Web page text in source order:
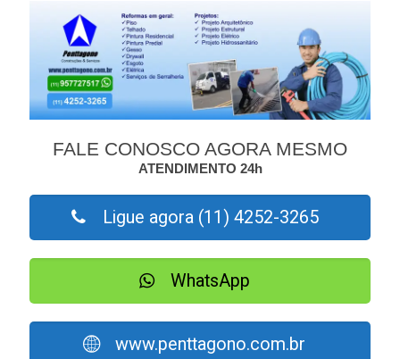
FALE CONOSCO AGORA MESMO
ATENDIMENTO 24h
Ligue agora (11) 4252-3265
WhatsApp
www.penttagono.com.br